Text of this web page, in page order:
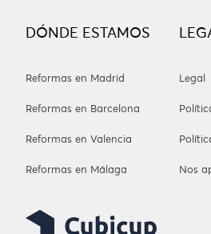
DÓNDE ESTAMOS
Reformas en Madrid
Reformas en Barcelona
Reformas en Valencia
Reformas en Málaga
Legal
Nos